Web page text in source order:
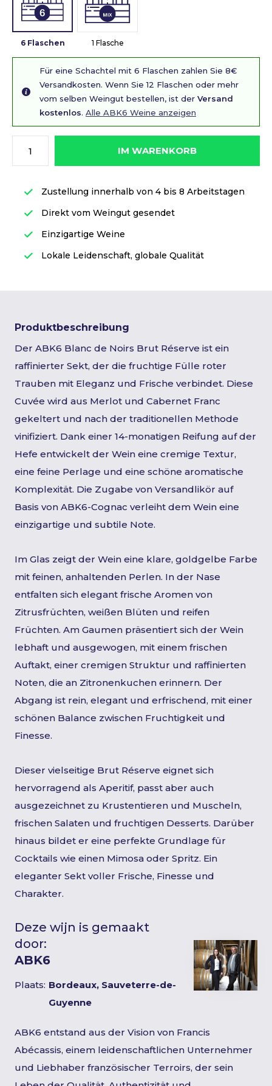
6 Flaschen 1 Flasche
Für eine Schachtel mit 6 Flaschen zahlen Sie 8€
Versandkosten. Wenn Sie 12 Flaschen oder mehr
vom selben Weingut bestellen, ist der Versand
kostenlos. Alle ABK6 Weine anzeigen
IM WARENKORB
Zustellung innerhalb von 4 bis 8 Arbeitstagen
Direkt vom Weingut gesendet
Einzigartige Weine
Lokale Leidenschaft, globale Qualität
Produktbeschreibung
Der ABK6 Blanc de Noirs Brut Réserve ist ein
raffinierter Sekt, der die fruchtige Fülle roter
Trauben mit Eleganz und Frische verbindet. Diese
Cuvée wird aus Merlot und Cabernet Franc
gekeltert und nach der traditionellen Methode
vinifiziert. Dank einer 14-monatigen Reifung auf der
Hefe entwickelt der Wein eine cremige Textur,
eine feine Perlage und eine schöne aromatische
Komplexität. Die Zugabe von Versandlikör auf
Basis von ABK6-Cognac verleiht dem Wein eine
einzigartige und subtile Note.
Im Glas zeigt der Wein eine klare, goldgelbe Farbe
mit feinen, anhaltenden Perlen. In der Nase
entfalten sich elegant frische Aromen von
Zitrusfrüchten, weißen Blüten und reifen
Früchten. Am Gaumen präsentiert sich der Wein
lebhaft und ausgewogen, mit einem frischen
Auftakt, einer cremigen Struktur und raffinierten
Noten, die an Zitronenkuchen erinnern. Der
Abgang ist rein, elegant und erfrischend, mit einer
schönen Balance zwischen Fruchtigkeit und
Finesse.
Dieser vielseitige Brut Réserve eignet sich
hervorragend als Aperitif, passt aber auch
ausgezeichnet zu Krustentieren und Muscheln,
frischen Salaten und fruchtigen Desserts. Darüber
hinaus bildet er eine perfekte Grundlage für
Cocktails wie einen Mimosa oder Spritz. Ein
eleganter Sekt voller Frische, Finesse und
Charakter.
Deze wijn is gemaakt
door:
ABK6
Plaats: Bordeaux, Sauveterre-de-
Guyenne
ABK6 entstand aus der Vision von Francis
Abécassis, einem leidenschaftlichen Unternehmer
und Liebhaber französischer Terroirs, der sein